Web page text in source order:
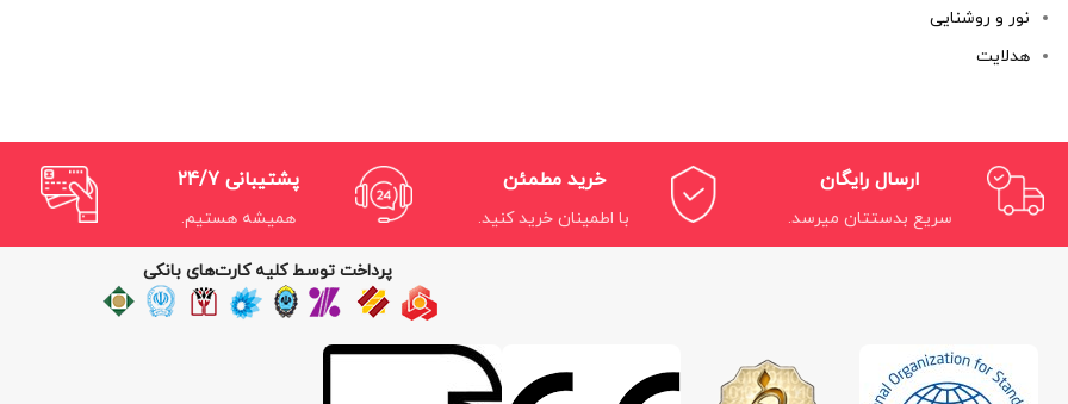
نور و روشنایی
هدلایت
ارسال رایگان
سریع بدستتان میرسد.
خرید مطمئن
با اطمینان خرید کنید.
پشتیبانی 24/7
همیشه هستیم.
پرداخت توسط کلیه کارت‌های بانکی